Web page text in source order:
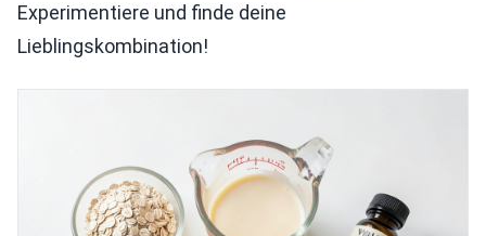
Experimentiere und finde deine
Lieblingskombination!